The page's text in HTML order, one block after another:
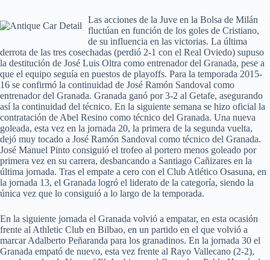
Las acciones de la Juve en la Bolsa de Milán
fluctúan en función de los goles de Cristiano,
de su influencia en las victorias. La última
derrota de las tres cosechadas (perdió 2-1 con el Real Oviedo) supuso
la destitución de José Luis Oltra como entrenador del Granada, pese a
que el equipo seguía en puestos de playoffs. Para la temporada 2015-
16 se confirmó la continuidad de José Ramón Sandoval como
entrenador del Granada. Granada ganó por 3-2 al Getafe, asegurando
así la continuidad del técnico. En la siguiente semana se hizo oficial la
contratación de Abel Resino como técnico del Granada. Una nueva
goleada, esta vez en la jornada 20, la primera de la segunda vuelta,
dejó muy tocado a José Ramón Sandoval como técnico del Granada.
José Manuel Pinto consiguió el trofeo al portero menos goleado por
primera vez en su carrera, desbancando a Santiago Cañizares en la
última jornada. Tras el empate a cero con el Club Atlético Osasuna, en
la jornada 13, el Granada logró el liderato de la categoría, siendo la
única vez que lo consiguió a lo largo de la temporada.
En la siguiente jornada el Granada volvió a empatar, en esta ocasión
frente al Athletic Club en Bilbao, en un partido en el que volvió a
marcar Adalberto Peñaranda para los granadinos. En la jornada 30 el
Granada empató de nuevo, esta vez frente al Rayo Vallecano (2-2),